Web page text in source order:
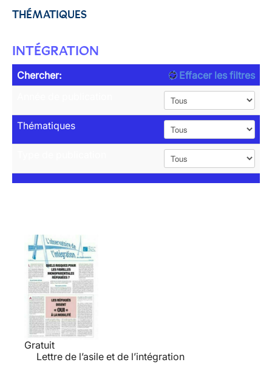
THÉMATIQUES
INTÉGRATION
Chercher:
Effacer les filtres
Thématiques
Gratuit
Lettre de l’asile et de l’intégration